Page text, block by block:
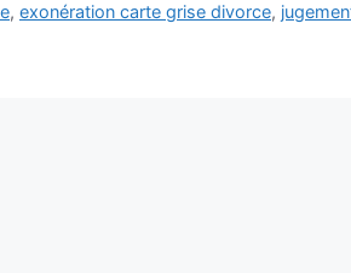
, exonération carte grise divorce,